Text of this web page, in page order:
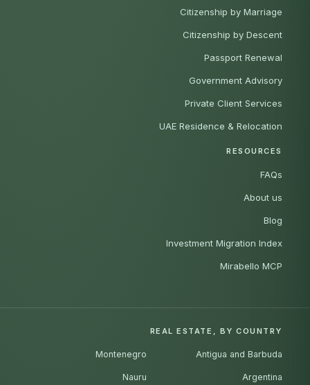
Citizenship by Marriage
Citizenship by Descent
Passport Renewal
Government Advisory
Private Client Services
UAE Residence & Relocation
RESOURCES
FAQs
About us
Blog
Investment Migration Index
Mirabello MCP
REAL ESTATE, BY COUNTRY
Antigua and Barbuda
Argentina
Montenegro
Nauru